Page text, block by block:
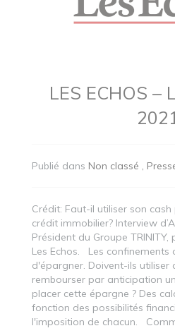
LES ECHOS –
Publié dans Non classé
Crédit: Faut-il utiliser son
crédit immobilier? Interview
Président du Groupe
Les Echos. Les confinements
d'épargner. Doivent-ils utiliser
rembourser par anticipation
placer cette épargne ? Des
fonction des possibilités
l'imposition de chacun.